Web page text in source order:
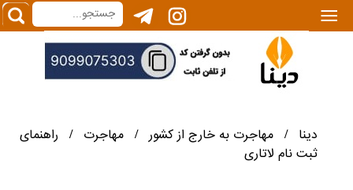
|||
دینا / مهاجرت به خارج از کشور / مهاجرت /
راهنمای
ثبت نام لاتاری